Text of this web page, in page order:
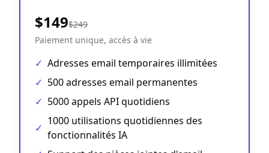
$149$249
Paiement unique, accès à vie
✓ Adresses email temporaires illimitées
✓ 500 adresses email permanentes
✓ 5000 appels API quotidiens
✓
1000 utilisations quotidiennes des
fonctionnalités IA